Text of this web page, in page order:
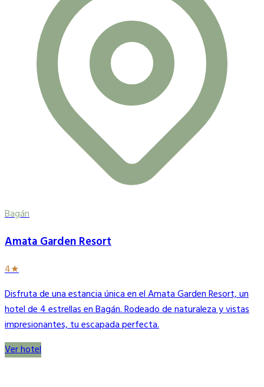
Bagán
Amata Garden Resort
4★
Disfruta de una estancia única en el Amata Garden Resort, un
hotel de 4 estrellas en Bagán. Rodeado de naturaleza y vistas
impresionantes, tu escapada perfecta.
Ver hotel